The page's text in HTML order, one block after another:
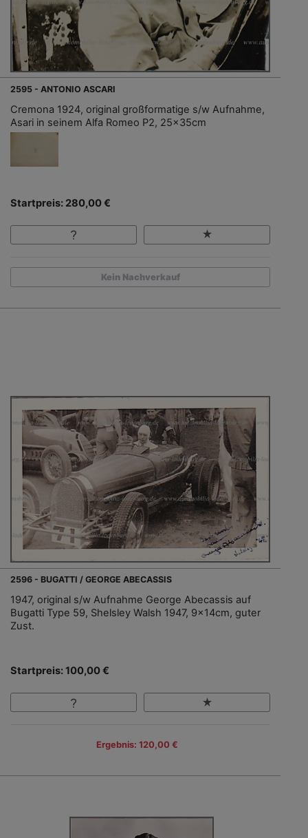
2595 - ANTONIO ASCARI
Cremona 1924, original großformatige s/w Aufnahme,
Asari in seinem Alfa Romeo P2, 25x35cm
Startpreis: 280,00 €
Kein Nachverkauf
2596 - BUGATTI / GEORGE ABECASSIS
1947, original s/w Aufnahme George Abecassis auf
Bugatti Type 59, Shelsley Walsh 1947, 9x14cm, guter
Zust.
Startpreis: 100,00 €
Ergebnis: 120,00 €